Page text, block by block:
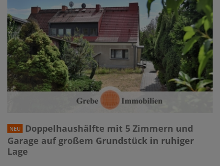
NEU
Doppelhaushälfte mit 5 Zimmern und
Garage auf großem Grundstück in ruhiger
Lage